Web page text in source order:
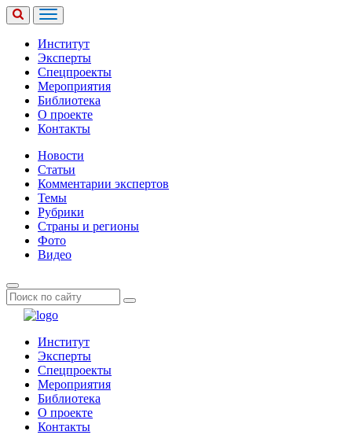
Институт
Эксперты
Спецпроекты
Мероприятия
Библиотека
О проекте
Контакты
Новости
Статьи
Комментарии экспертов
Темы
Рубрики
Страны и регионы
Фото
Видео
Институт
Эксперты
Спецпроекты
Мероприятия
Библиотека
О проекте
Контакты